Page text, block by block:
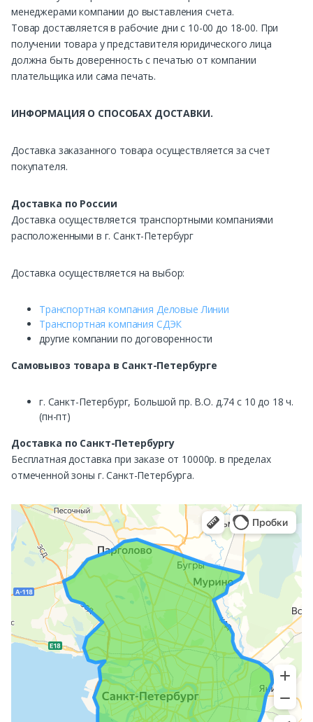
менеджерами компании до выставления счета.
Товар доставляется в рабочие дни с 10-00 до 18-00. При
получении товара у представителя юридического лица
должна быть доверенность с печатью от компании
плательщика или сама печать.
ИНФОРМАЦИЯ О СПОСОБАХ ДОСТАВКИ.
Доставка заказанного товара осуществляется за счет
покупателя.
Доставка по России
Доставка осуществляется транспортными компаниями
расположенными в г. Санкт-Петербург
Доставка осуществляется на выбор:
Транспортная компания Деловые Линии
Транспортная компания СДЭК
другие компании по договоренности
Самовывоз товара в Санкт-Петербурге
г. Санкт-Петербург, Большой пр. В.О. д.74 с 10 до 18 ч.
(пн-пт)
Доставка по Санкт-Петербургу
Бесплатная доставка при заказе от 10000р. в пределах
отмеченной зоны г. Санкт-Петербурга.